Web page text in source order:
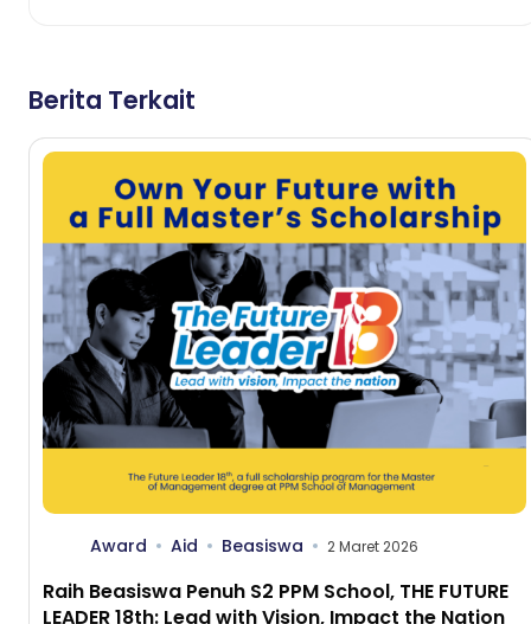
Berita Terkait
Award Aid Beasiswa 2 Maret 2026
Raih Beasiswa Penuh S2 PPM School, THE FUTURE
LEADER 18th: Lead with Vision, Impact the Nation